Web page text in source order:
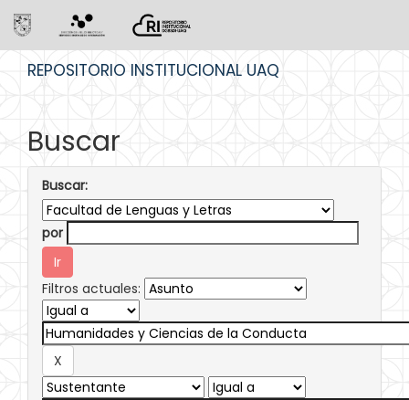
REPOSITORIO INSTITUCIONAL UAQ
Buscar
Buscar:
por
Filtros actuales: